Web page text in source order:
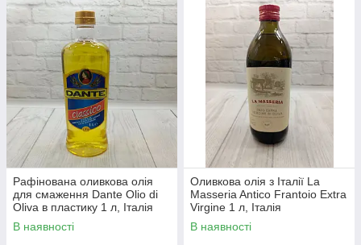
Рафінована оливкова олія
для смаження Dante Olio di
Oliva в пластику 1 л, Італія
В наявності
Оливкова олія з Італії La
Masseria Antico Frantoio Extra
Virginе 1 л, Італія
В наявності